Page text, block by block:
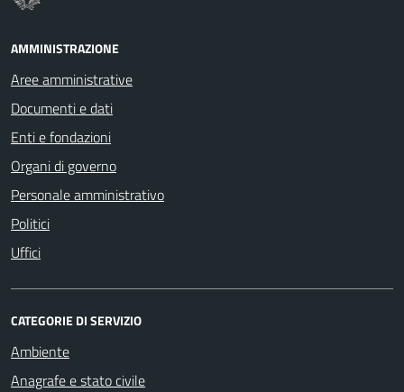
AMMINISTRAZIONE
Aree amministrative
Documenti e dati
Enti e fondazioni
Organi di governo
Personale amministrativo
Politici
Uffici
CATEGORIE DI SERVIZIO
Ambiente
Anagrafe e stato civile